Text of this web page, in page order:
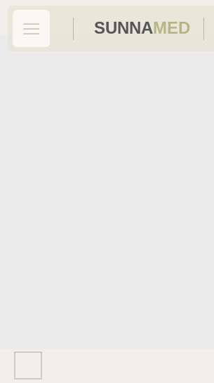
SUNNA MED